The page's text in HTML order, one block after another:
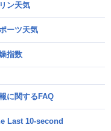
ン天気
ーツ天気
指数
に関するFAQ
Last 10-second